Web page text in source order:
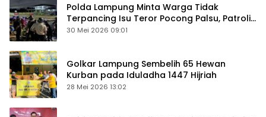
Polda Lampung Minta Warga Tidak
Terpancing Isu Teror Pocong Palsu, Patroli
Keamanan Ditingkatkan
30 Mei 2026 09:01
Golkar Lampung Sembelih 65 Hewan
Kurban pada Iduladha 1447 Hijriah
28 Mei 2026 13:02